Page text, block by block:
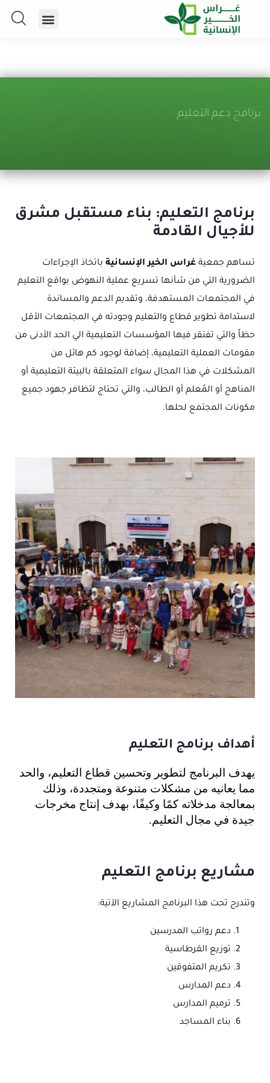
برنامج دعم التعليم
برنامج التعليم: بناء مستقبل مشرق
للأجيال القادمة
تساهم جمعية غراس الخير الإنسانية باتخاذ الإجراءات
الضرورية التي من شأنها تسريع عملية النهوض بواقع التعليم
في المجتمعات المستهدفة، وتقديم الدعم والمساندة
لاستدامة تطوير قطاع والتعليم وجودته في المجتمعات الأقل
حظاً والتي تفتقر فيها المؤسسات التعليمية الي الحد الأدنى من
مقومات العملية التعليمية، إضافة لوجود كم هائل من
المشكلات في هذا المجال سواء المتعلقة بالبيئة التعليمية أو
المناهج أو المُعلم أو الطالب، والتي تحتاج لتظافر جهود جميع
مكونات المجتمع لحلها.
أهداف برنامج التعليم
يهدف البرنامج لتطوير وتحسين قطاع التعليم، والحد
مما يعانيه من مشكلات متنوعة ومتجددة، وذلك
بمعالجة مدخلاته كمًا وكيفًا، بهدف إنتاج مخرجات
جيدة في مجال
التعليم.
مشاريع برنامج التعليم
وتندرج تحت هذا البرنامج المشاريع الآتية:
دعم رواتب المدرسين
توزيع القرطاسية
تكريم المتفوقين
دعم المدارس
ترميم المدارس
بناء المساجد